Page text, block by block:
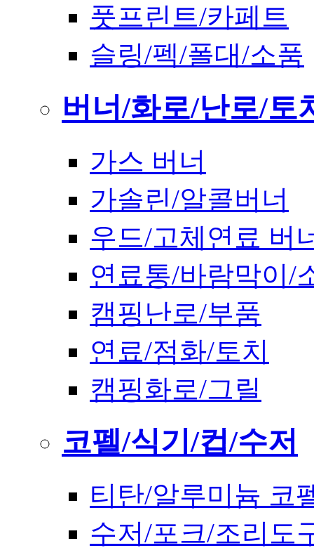
풋프린트/카페트
슬링/펙/폴대/소품
버너/화로/난로/토
가스 버너
가솔린/알콜버너
우드/고체연료 버
연료통/바람막이/
캠핑난로/부품
연료/점화/토치
캠핑화로/그릴
코펠/식기/컵/수저
티탄/알루미늄 코
수저/포크/조리도